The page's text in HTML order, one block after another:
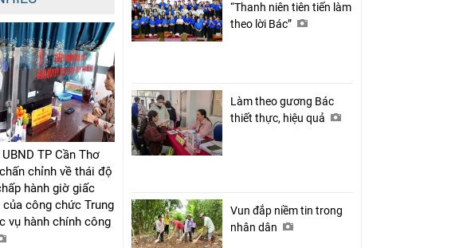
TP Cần Thơ
chỉnh về thái độ
hành giờ giấc
của công chức Trung
vụ hành chính công
“Thanh niên tiên tiến làm
theo lời Bác”
Làm theo gương Bác
thiết thực, hiệu quả
Vun đắp niềm tin trong
nhân dân